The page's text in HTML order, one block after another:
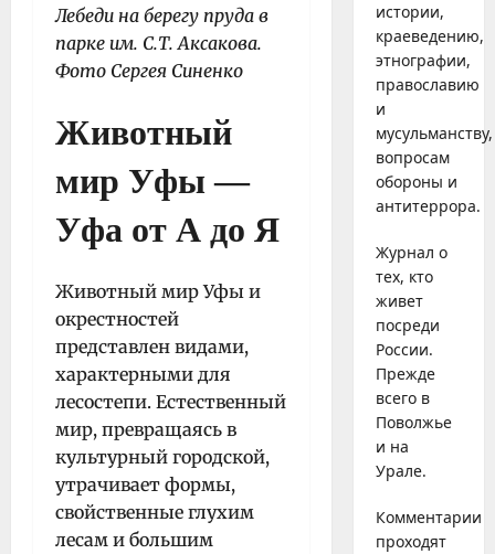
Лебеди на берегу пруда в
парке им. С.Т. Аксакова.
Фото Сергея Синенко
Животный
мир Уфы—
Уфа от А до Я
Животный мир Уфы и
окрестностей
представлен видами,
характерными для
лесостепи. Естественный
мир, превращаясь в
культурный городской,
утрачивает формы,
свойственные глухим
лесам и большим
истории,
краеведению,
этнографии,
православию
и
мусульманству,
вопросам
обороны и
антитеррора.
Журнал о
тех, кто
живет
посреди
России.
Прежде
всего в
Поволжье
и на
Урале.
Комментарии
проходят